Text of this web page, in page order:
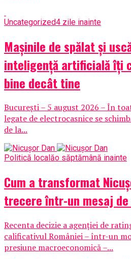
Uncategorized4 zile inainte
Mașinile de spălat și
inteligență artificială îți
bine decât tine
București – 5 august 2026 – În
legate de electrocasnice se
de la...
Politică localăo săptămână inainte
Cum a transformat
trecere într-un mesaj
Recenta decizie a agenției de
calificativul României – într-un
presiune macroeconomică –...